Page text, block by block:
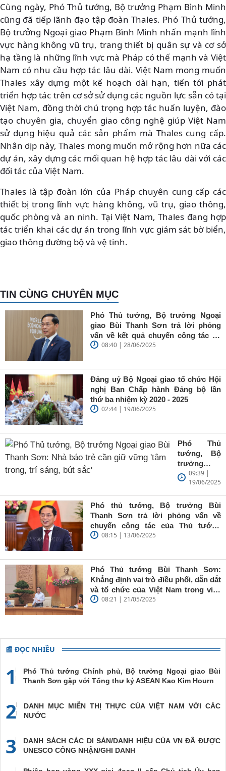
Cùng ngày, Phó Thủ tướng, Bộ trưởng Phạm Bình Minh
cũng đã tiếp lãnh đạo tập đoàn Thales. Phó Thủ tướng,
Bộ trưởng Ngoại giao Phạm Bình Minh nhấn mạnh lĩnh
vực hàng không vũ trụ, trang thiết bị quân sự và cơ sở
hạ tầng là những lĩnh vực mà Pháp có thế mạnh và Việt
Nam có nhu cầu hợp tác lâu dài. Việt Nam mong muốn
Thales xây dựng một kế hoạch dài hạn, tiến tới phát
triển hợp tác trên cơ sở sử dụng các nguồn lực sẵn có tại
Việt Nam, đồng thời chú trọng hợp tác huấn luyện, đào
tạo chuyên gia, chuyển giao công nghệ giúp Việt Nam
sử dụng hiệu quả các sản phẩm mà Thales cung cấp.
Nhân dịp này, Thales mong muốn mở rộng hơn nữa các
dự án, xây dựng các mối quan hệ hợp tác lâu dài với các
đối tác của Việt Nam.
Thales là tập đoàn lớn của Pháp chuyên cung cấp các
thiết bị trong lĩnh vực hàng không, vũ trụ, giao thông,
quốc phòng và an ninh. Tại Việt Nam, Thales đang hợp
tác triển khai các dự án trong lĩnh vực giám sát bờ biển,
giao thông đường bộ và vệ tinh.
TIN CÙNG CHUYÊN MỤC
Phó Thủ tướng, Bộ trưởng Ngoại
giao Bùi Thanh Sơn trả lời phỏng
vấn về kết quả chuyến công tác tại
Trung Quốc của Thủ tướng Chính
08:40 | 28/06/2025
Đảng uỷ Bộ Ngoại giao tổ chức Hội
nghị Ban Chấp hành Đảng bộ lần
thứ ba nhiệm kỳ 2020 - 2025
02:44 | 19/06/2025
Phó Thủ
tướng, Bộ
trưởng
Ngoại giao
Bùi Thanh
Sơn: Nhà
báo trẻ cần
giữ vững
'tâm trong,
09:39 |
19/06/2025
Phó thủ tướng, Bộ trưởng Bùi
Thanh Sơn trả lời phỏng vấn về
chuyến công tác của Thủ tướng
Chính phủ đến Estonia, Pháp và
08:15 | 13/06/2025
Phó Thủ tướng Bùi Thanh Sơn:
Khẳng định vai trò điều phối, dẫn dắt
và tổ chức của Việt Nam trong việc
đề cao chủ nghĩa đa phương, đoàn
08:21 | 21/05/2025
📰 ĐỌC NHIỀU
1
Phó Thủ tướng Chính phủ, Bộ trưởng Ngoại giao Bùi
Thanh Sơn gặp với Tổng thư ký ASEAN Kao Kim Hourn
2
DANH MỤC MIỄN THỊ THỰC CỦA VIỆT NAM VỚI CÁC
NƯỚC
3
DANH SÁCH CÁC DI SẢN/DANH HIỆU CỦA VN ĐÃ ĐƯỢC
UNESCO CÔNG NHẬN/GHI DANH